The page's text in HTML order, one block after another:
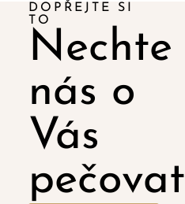
DOPŘEJTE SI
TO
Nechte
nás o
Vás
pečovat